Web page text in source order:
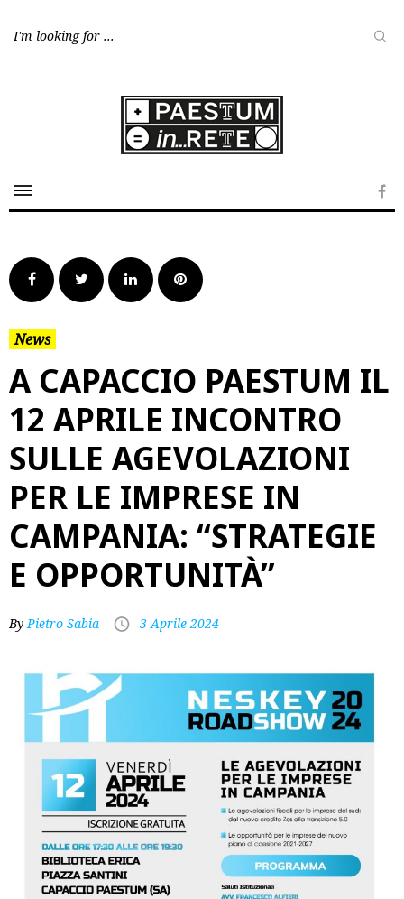
FacebookTwitter LinkedInPinterest
News
A CAPACCIO PAESTUM IL
12 APRILE INCONTRO
SULLE AGEVOLAZIONI
PER LE IMPRESE IN
CAMPANIA: “STRATEGIE
E OPPORTUNITÀ”
ByPietro Sabia 3 Aprile 2024